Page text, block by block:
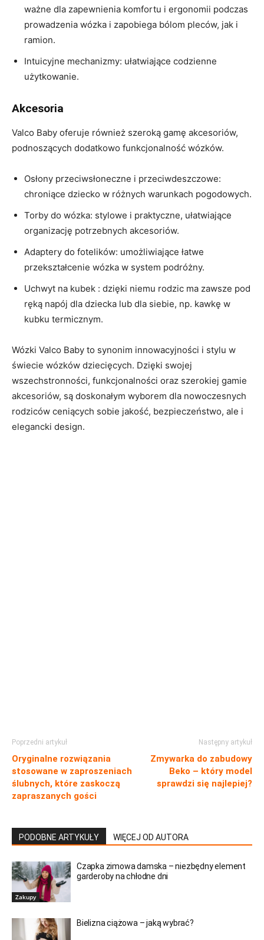
ważne dla zapewnienia komfortu i ergonomii podczas
prowadzenia wózka i zapobiega bólom pleców, jak i
ramion.
Intuicyjne mechanizmy: ułatwiające codzienne
użytkowanie.
Akcesoria
Valco Baby oferuje również szeroką gamę akcesoriów,
podnoszących dodatkowo funkcjonalność wózków.
Osłony przeciwsłoneczne i przeciwdeszczowe:
chroniące dziecko w różnych warunkach pogodowych.
Torby do wózka: stylowe i praktyczne, ułatwiające
organizację potrzebnych akcesoriów.
Adaptery do fotelików: umożliwiające łatwe
przekształcenie wózka w system podróżny.
Uchwyt na kubek : dzięki niemu rodzic ma zawsze pod
ręką napój dla dziecka lub dla siebie, np. kawkę w
kubku termicznym.
Wózki Valco Baby to synonim innowacyjności i stylu w
świecie wózków dziecięcych. Dzięki swojej
wszechstronności, funkcjonalności oraz szerokiej gamie
akcesoriów, są doskonałym wyborem dla nowoczesnych
rodziców ceniących sobie jakość, bezpieczeństwo, ale i
elegancki design.
Poprzedni artykuł
Oryginalne rozwiązania
stosowane w zaproszeniach
ślubnych, które zaskoczą
zapraszanych gości
Następny artykuł
Zmywarka do zabudowy
Beko – który model
sprawdzi się najlepiej?
PODOBNE ARTYKUŁY WIĘCEJ OD AUTORA
Zakupy
Czapka zimowa damska – niezbędny element
garderoby na chłodne dni
Bielizna ciążowa – jaką wybrać?